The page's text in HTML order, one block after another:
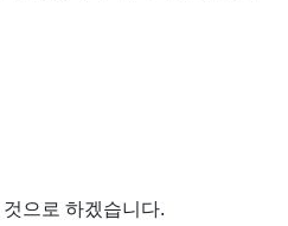
으로 하겠습니다.